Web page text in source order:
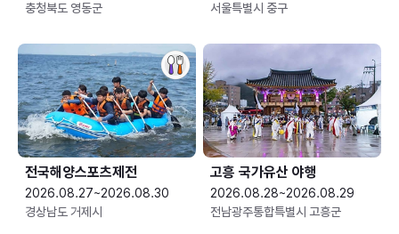
충청북도 영동군
서울특별시 중구
전국해양스포츠제전
2026.08.27~2026.08.30
경상남도 거제시
고흥 국가유산 야행
2026.08.28~2026.08.29
전남광주통합특별시 고흥군